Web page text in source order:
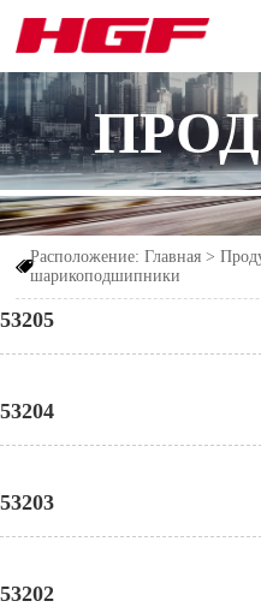

Расположение:Главная >
шарикоподшипники
53205
53204
53203
53202